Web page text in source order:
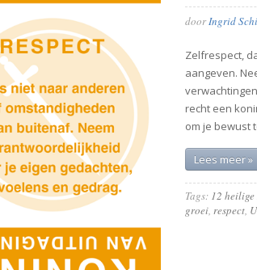
doorIngrid
Zelfrespect,
aangeven.
recht een
om je bewust
Lees meer »
Tags: 12 heilige
groei, respect,